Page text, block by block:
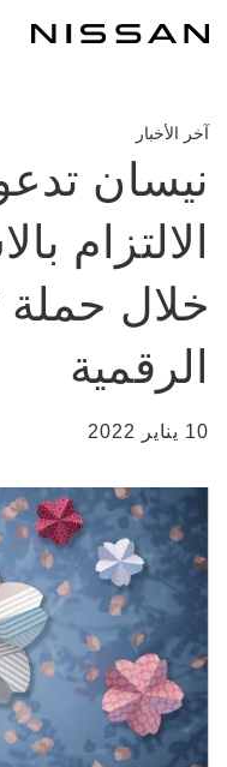
إلى
آخر الأخبار
نيسان
الالتزام
خلال حملة
الرقمية
10 يناير 2022